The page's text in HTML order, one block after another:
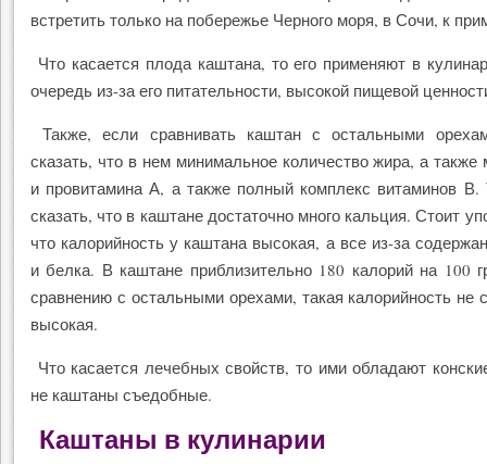
встретить только на побережье Черного моря, в Сочи, к
Что касается плода каштана, то его применяют в
очередь из-за его питательности, высокой пищевой
Также, если сравнивать каштан с остальными
сказать, что в нем минимальное количество жира, а также
и провитамина А, а также полный комплекс витаминов В.
сказать, что в каштане достаточно много кальция. Стоит
что калорийность у каштана высокая, а все из-за
и белка. В каштане приблизительно 180 калорий на 100
сравнению с остальными орехами, такая калорийность не
высокая.
Что касается лечебных свойств, то ими обладают
не каштаны съедобные.
Каштаны в кулинарии